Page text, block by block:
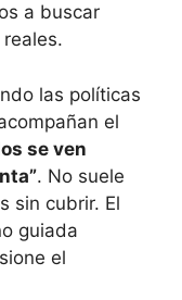
a buscar
las políticas
el
se ven
. No suele
sin cubrir. El
guiada
el